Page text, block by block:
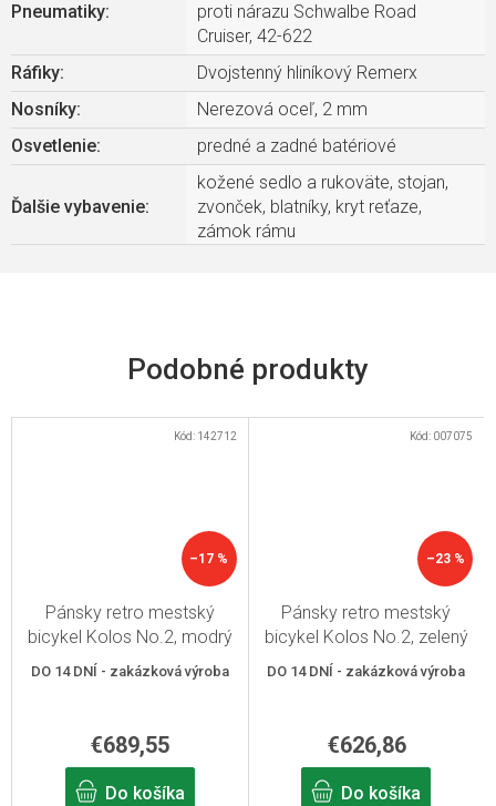
Pneumatiky:
proti nárazu Schwalbe Road
Cruiser, 42-622
Ráfiky:
Dvojstenný hliníkový Remerx
Nosníky:
Nerezová oceľ, 2 mm
Osvetlenie: predné a zadné batériové
Ďalšie vybavenie:
kožené sedlo a rukoväte, stojan,
zvonček, blatníky, kryt reťaze,
zámok rámu
–17 %
Pánsky retro mestský
bicykel Kolos No.2, modrý
DO 14 DNÍ - zakázková výroba
€689,55
Do košíka
Kód: 142712
–23 %
Pánsky retro mestský
bicykel Kolos No.2, zelený
DO 14 DNÍ - zakázková výroba
€626,86
Do košíka
Kód: 007075